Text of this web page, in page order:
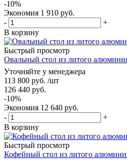
-10%
Экономия 1 910 руб.
-
+
В корзину
Быстрый просмотр
Овальный стол из литого
Уточняйте у менеджера
113 800 руб. /шт
126 440 руб.
-10%
Экономия 12 640 руб.
-
+
В корзину
Быстрый просмотр
Кофейный стол из литого